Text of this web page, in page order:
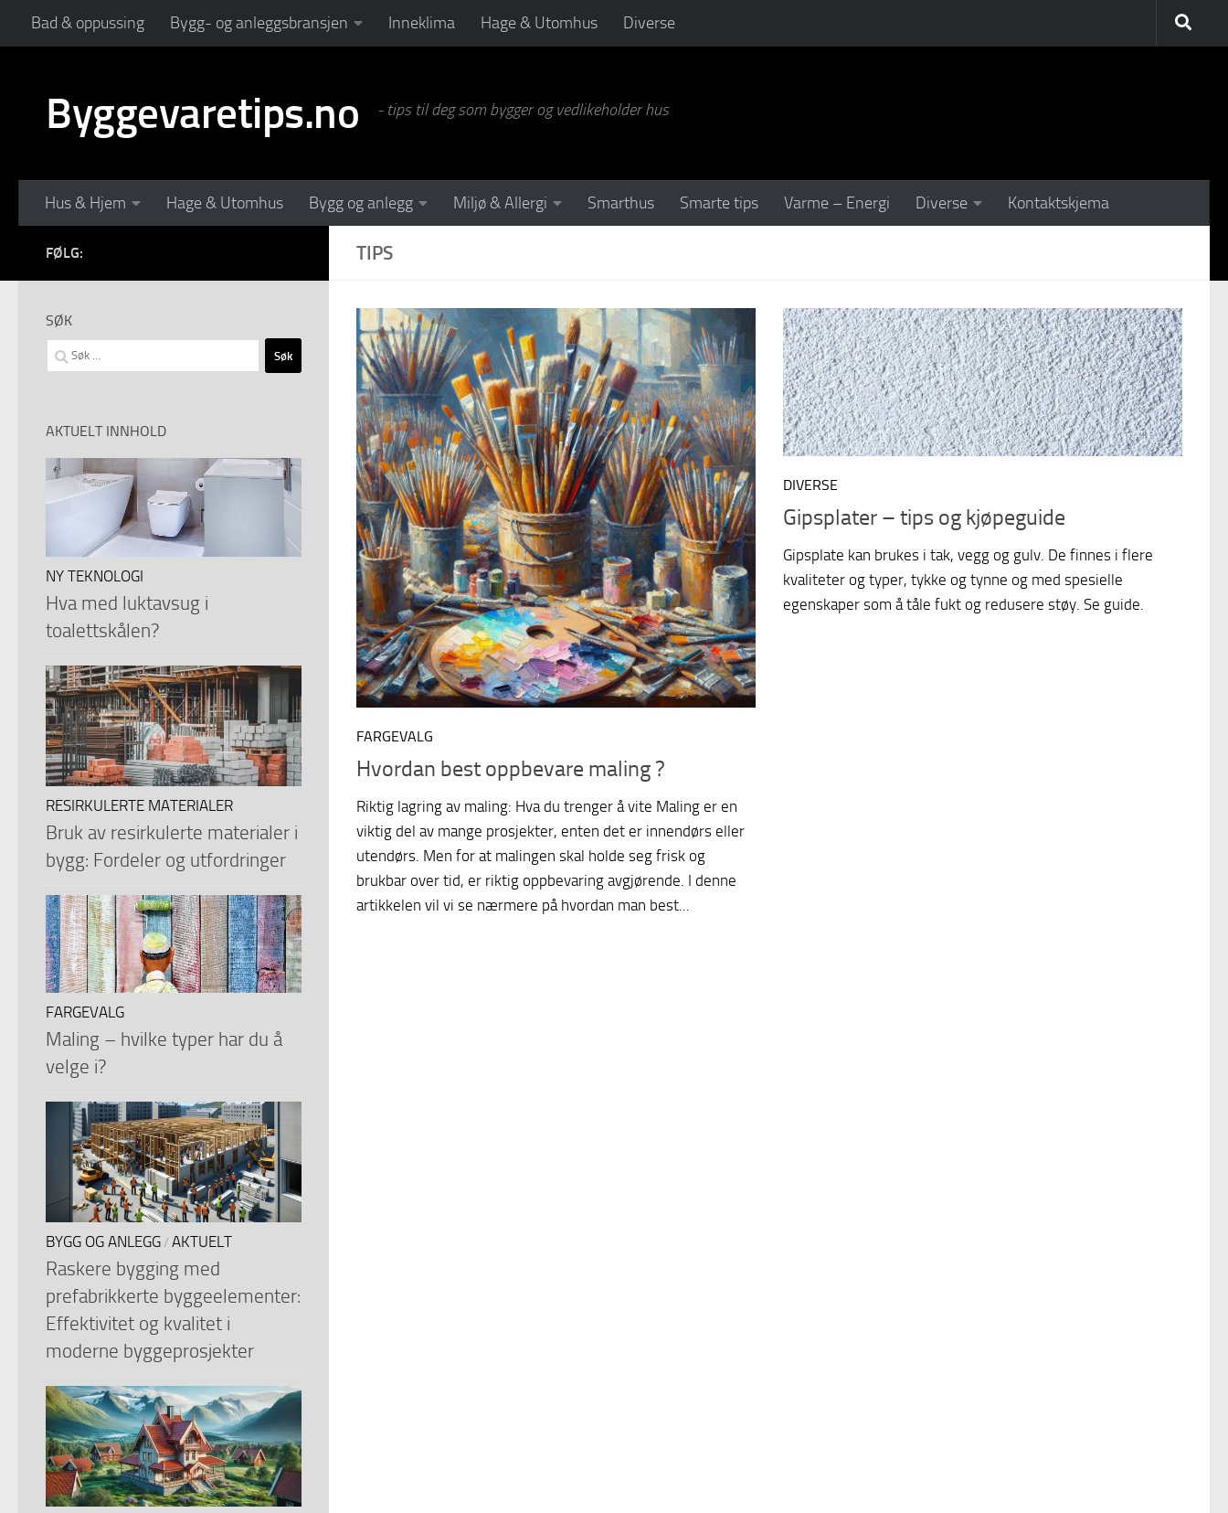
Skip to content
Bad & oppussing Bygg- og anleggsbransjen Inneklima Hage & Utomhus Diverse
Byggevaretips.no - tips til deg som bygger og vedlikeholder hus
Hus & Hjem Hage & Utomhus Bygg og anlegg Miljø & Allergi Smarthus Smarte tips Varme – Energi Diverse Kontaktskjema
TIPS
FARGEVALG
Hvordan best oppbevare maling ?
Riktig lagring av maling: Hva du trenger å vite Maling er en
viktig del av mange prosjekter, enten det er innendørs eller
utendørs. Men for at malingen skal holde seg frisk og
brukbar over tid, er riktig oppbevaring avgjørende. I denne
artikkelen vil vi se nærmere på hvordan man best...
DIVERSE
Gipsplater – tips og kjøpeguide
Gipsplate kan brukes i tak, vegg og gulv. De finnes i flere
kvaliteter og typer, tykke og tynne og med spesielle
egenskaper som å tåle fukt og redusere støy. Se guide.
FØLG:
SØK
Søk
etter:
AKTUELT INNHOLD
NY TEKNOLOGI
Hva med luktavsug i
toalettskålen?
RESIRKULERTE MATERIALER
Bruk av resirkulerte materialer i
bygg: Fordeler og utfordringer
FARGEVALG
Maling – hvilke typer har du å
velge i?
BYGG OG ANLEGG / AKTUELT
Raskere bygging med
prefabrikkerte byggeelementer:
Effektivitet og kvalitet i
moderne byggeprosjekter